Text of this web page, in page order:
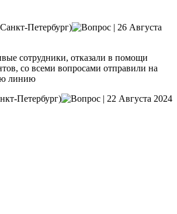
Петербург) | 26 Августа
сотрудники, отказали в помощи
со всеми вопросами отправили на
линию
Петербург) | 22 Августа 2024